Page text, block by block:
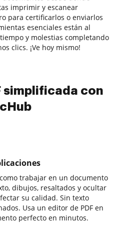
imprimir y escanear
para certificarlos o enviarlos
esenciales están al
y molestias completando
clics. ¡Ve hoy mismo!
simplificada con
trabajar en un documento
dibujos, resaltados y ocultar
su calidad. Sin texto
Usa un editor de PDF en
perfecto en minutos.